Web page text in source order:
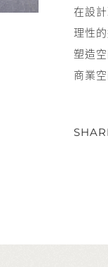
在設
理性
塑造
商業